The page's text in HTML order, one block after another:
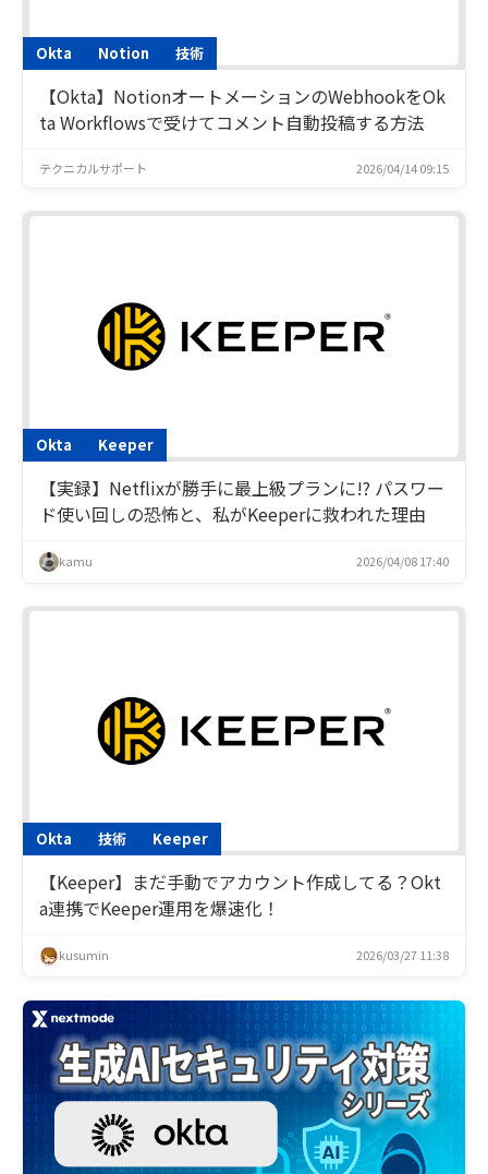
Okta Notion 技術
【Okta】NotionオートメーションのWebhookをOk
ta Workflowsで受けてコメント自動投稿する方法
テクニカルサポート 2026/04/14 09:15
Okta Keeper
【実録】Netflixが勝手に最上級プランに!? パスワー
ド使い回しの恐怖と、私がKeeperに救われた理由
kamu 2026/04/08 17:40
Okta 技術 Keeper
【Keeper】まだ手動でアカウント作成してる？Okt
a連携でKeeper運用を爆速化！
kusumin 2026/03/27 11:38